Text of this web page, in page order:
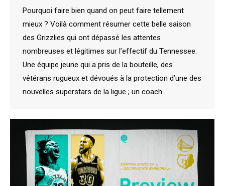
Pourquoi faire bien quand on peut faire tellement
mieux ? Voilà comment résumer cette belle saison
des Grizzlies qui ont dépassé les attentes
nombreuses et légitimes sur l’effectif du Tennessee.
Une équipe jeune qui a pris de la bouteille, des
vétérans rugueux et dévoués à la protection d’une des
nouvelles superstars de la ligue ; un coach…